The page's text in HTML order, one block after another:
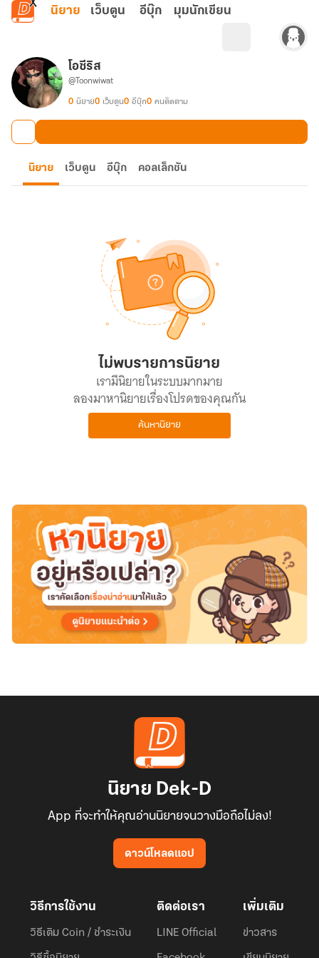
ข้ามไปยังเนื้อหาหลัก
นิยาย เว็บตูน อีบุ๊ก มุมนักเขียน
โอซีริส
@Toonwiwat
0 นิยาย0 เว็บตูน0 อีบุ๊ก0 คนติดตาม
นิยาย เว็บตูน อีบุ๊ก คอลเล็กชัน
ไม่พบรายการนิยาย
เรามีนิยายในระบบมากมาย
ลองมาหานิยายเรื่องโปรดของคุณกัน
ค้นหานิยาย
นิยาย Dek-D
App ที่จะทำให้คุณอ่านนิยายจนวางมือถือไม่ลง!
ดาวน์โหลดแอป
วิธีการใช้งาน
วิธีเติม Coin / ชำระเงิน
ติดต่อเรา
LINE Official
เพิ่มเติม
ข่าวสาร